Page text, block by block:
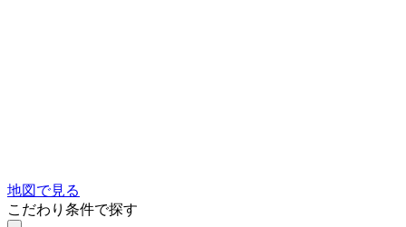
地図で見る
こだわり条件で探す